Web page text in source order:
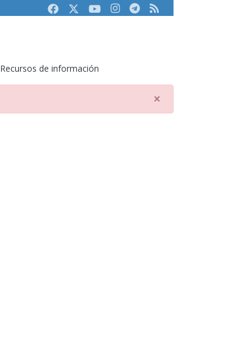
FacebookTwitterYoutubeInstagram
Telegram
RSS
Recursos de información
×